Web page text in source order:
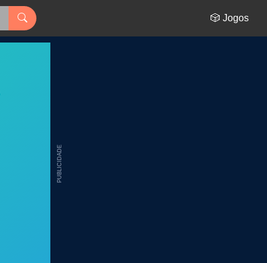
🎲 Jogos
PUBLICIDADE